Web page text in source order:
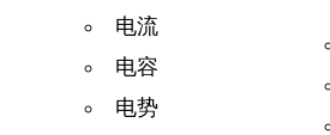
电流
电容
电势